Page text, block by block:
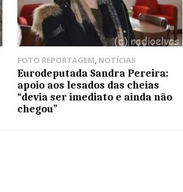
FOTO REPORTAGEM, NOTÍCIAS
Eurodeputada Sandra Pereira:
apoio aos lesados das cheias
“devia ser imediato e ainda não
chegou”